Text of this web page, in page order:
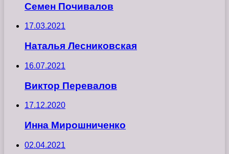
Семен Почивалов
17.03.2021
Наталья Лесниковская
16.07.2021
Виктор Перевалов
17.12.2020
Инна Мирошниченко
02.04.2021